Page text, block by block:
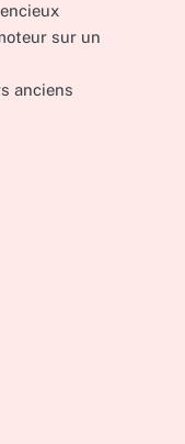
sur un
anciens